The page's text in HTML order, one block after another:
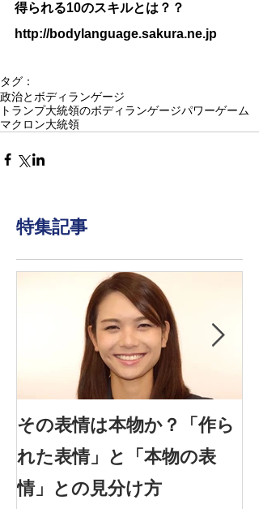
得られる10のスキルとは？？
http://bodylanguage.sakura.ne.jp
タグ：
政治とボディランゲージ
トランプ大統領のボディランゲージパワーゲーム
マクロン大統領
特集記事
その表情は本物か？「作ら
れた表情」と「本物の表
情」との見分け方